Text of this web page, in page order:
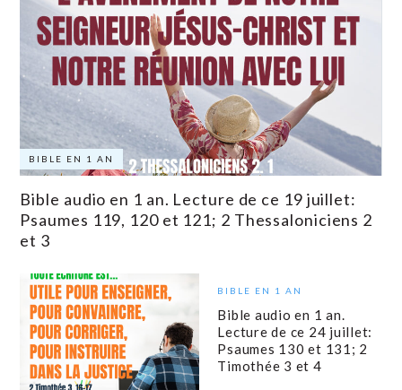
BIBLE EN 1 AN
Bible audio en 1 an. Lecture de ce 19 juillet:
Psaumes 119, 120 et 121; 2 Thessaloniciens 2
et 3
BIBLE EN 1 AN
Bible audio en 1 an.
Lecture de ce 24 juillet:
Psaumes 130 et 131; 2
Timothée 3 et 4